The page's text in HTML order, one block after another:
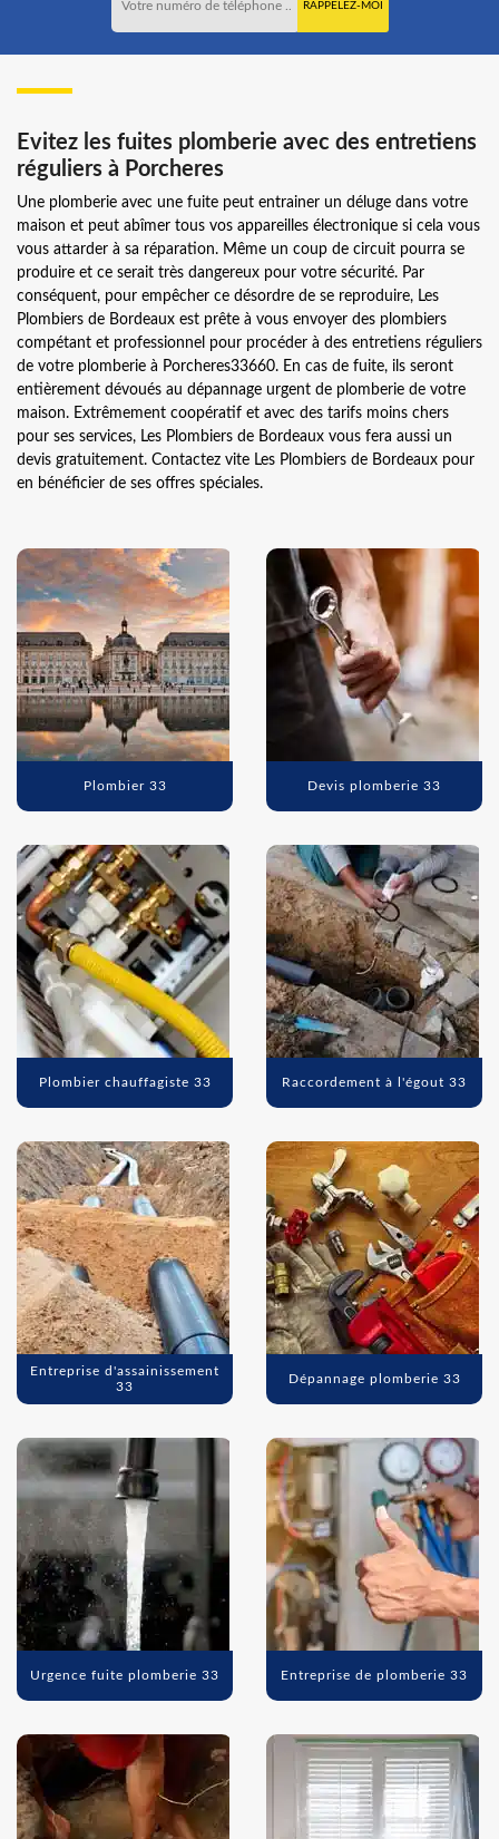
Evitez les fuites plomberie avec des entretiens
réguliers à Porcheres
Une plomberie avec une fuite peut entrainer un déluge dans votre
maison et peut abîmer tous vos appareilles électronique si cela vous
vous attarder à sa réparation. Même un coup de circuit pourra se
produire et ce serait très dangereux pour votre sécurité. Par
conséquent, pour empêcher ce désordre de se reproduire, Les
Plombiers de Bordeaux est prête à vous envoyer des plombiers
compétant et professionnel pour procéder à des entretiens réguliers
de votre plomberie à Porcheres33660. En cas de fuite, ils seront
entièrement dévoués au dépannage urgent de plomberie de votre
maison. Extrêmement coopératif et avec des tarifs moins chers
pour ses services, Les Plombiers de Bordeaux vous fera aussi un
devis gratuitement. Contactez vite Les Plombiers de Bordeaux pour
en bénéficier de ses offres spéciales.
Plombier 33 Devis plomberie 33
Plombier chauffagiste 33 Raccordement à l'égout 33
Entreprise d'assainissement
33
Dépannage plomberie 33
Urgence fuite plomberie 33 Entreprise de plomberie 33